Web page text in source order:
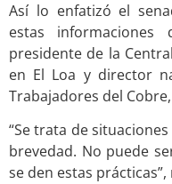
Así lo enfatizó el
estas
presidente de la
en El Loa y director
Trabajadores del
“Se trata de
brevedad. No puede
se den estas prácticas”,